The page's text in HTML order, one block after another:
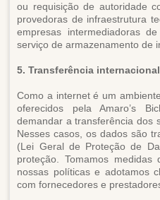
ou requisição de autoridade
provedoras de infraestrutura
empresas intermediadoras
serviço de armazenamento de
5. Transferência
Como a internet é um
oferecidos pela Amaro’s
demandar a transferência dos
Nesses casos, os dados são
(Lei Geral de Proteção de
proteção. Tomamos
nossas políticas e adotamos
com fornecedores e